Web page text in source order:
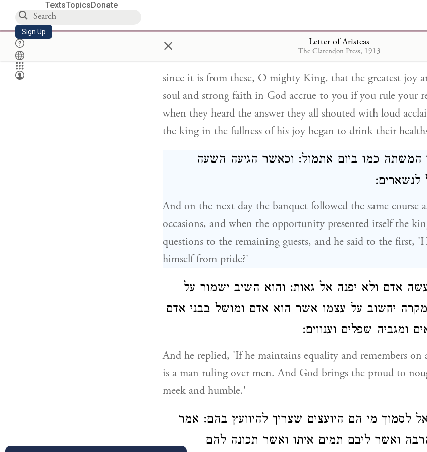
TextsTopicsDonate
Sign Up × Letter of Aristeas
The Clarendon Press, 1913
הדברים האלה צהלו כולם במחיאת כפיים לרוב:
מלא שמחה לשתות לחיים::
since it is from these, O mighty King, that the greatest joy
soul and strong faith in God accrue to you if you rule your
when they heard the answer they all shouted with loud
the king in the fullness of his joy began to drink their
המשתה כמו ביום אתמול: וכאשר הגיעה השעה
And on the next day the banquet followed the same course
occasions, and when the opportunity presented itself the
questions to the remaining guests, and he said to the first,
himself from pride?'
אדם ולא יפנה אל גאות: והוא השיב ישמור על
מקרה יחשוב על עצמו אשר הוא אדם ומושל בבני אדם
ומגביה שפלים וענווים:
And he replied, 'If he maintains equality and remembers on
is a man ruling over men. And God brings the proud to
meek and humble.'
לסמוך מי הם היועצים שצריך להיוועץ בהם: אמר
הרבה ואשר ליבם תמים איתו ואשר תכונה להם